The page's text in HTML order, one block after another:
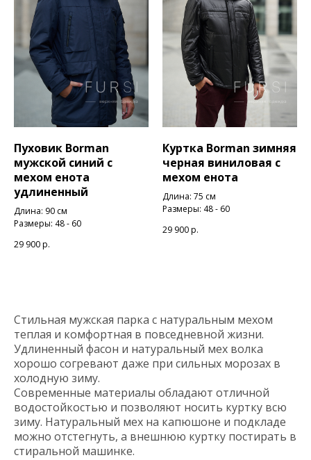
Пуховик Borman
мужской синий с
мехом енота
удлиненный
Длина: 90 см
Размеры: 48 - 60
29 900р.
Куртка Borman зимняя
черная виниловая с
мехом енота
Длина: 75 см
Размеры: 48 - 60
29 900р.
Стильная мужская парка с натуральным мехом
теплая и комфортная в повседневной жизни.
Удлиненный фасон и натуральный мех волка
хорошо согревают даже при сильных морозах в
холодную зиму.
Современные материалы обладают отличной
водостойкостью и позволяют носить куртку всю
зиму. Натуральный мех на капюшоне и подкладе
можно отстегнуть, а внешнюю куртку постирать в
стиральной машинке.